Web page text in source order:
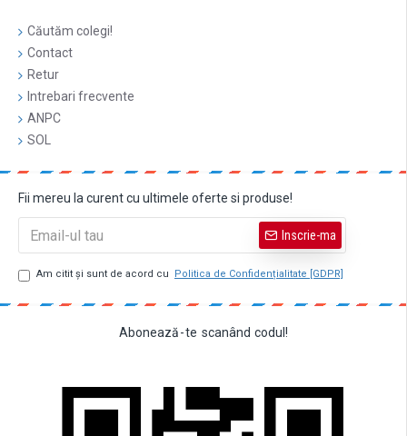
Căutăm colegi!
Contact
Retur
Intrebari frecvente
ANPC
SOL
Fii mereu la curent cu ultimele oferte si produse!
Inscrie-ma
Am citit şi sunt de acord cu Politica de Confidențialitate [GDPR]
Abonează-te scanând codul!